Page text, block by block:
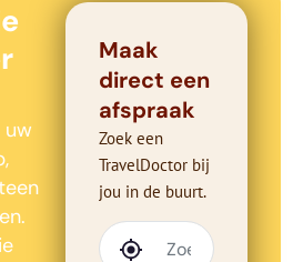
Maak
direct een
afspraak
Zoek een
TravelDoctor bij
jou in de buurt.